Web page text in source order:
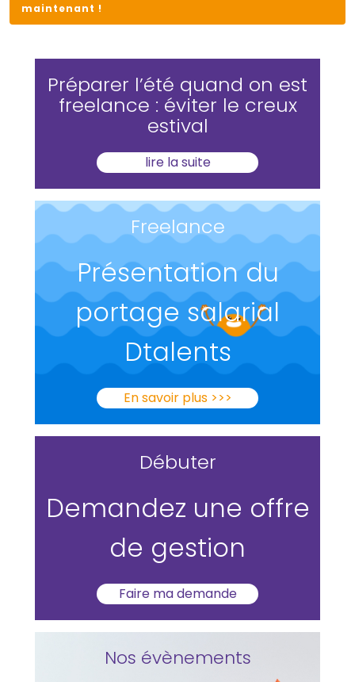
maintenant !
Préparer l’été quand on est
freelance : éviter le creux
estival
lire la suite
Freelance
Présentation du
portage salarial
Dtalents
En savoir plus >>>
Débuter
Demandez une offre
de gestion
Faire ma demande
Nos évènements